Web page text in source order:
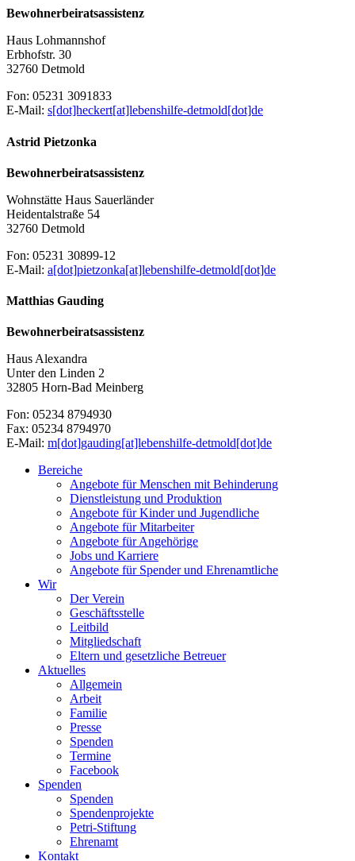
Bewohnerbeiratsassistenz
Haus Lohmannshof
Erbhofstr. 30
32760 Detmold
Fon: 05231 3091833
E-Mail: s[dot]heckert[at]lebenshilfe-detmold[dot]de
Astrid Pietzonka
Bewohnerbeiratsassistenz
Wohnstätte Haus Sauerländer
Heidentalstraße 54
32760 Detmold
Fon: 05231 30899-12
E-Mail: a[dot]pietzonka[at]lebenshilfe-detmold[dot]de
Matthias Gauding
Bewohnerbeiratsassistenz
Haus Alexandra
Unter den Linden 2
32805 Horn-Bad Meinberg
Fon: 05234 8794930
Fax: 05234 8794970
E-Mail: m[dot]gauding[at]lebenshilfe-detmold[dot]de
Bereiche
Angebote für Menschen mit Behinderung
Dienstleistung und Produktion
Angebote für Kinder und Jugendliche
Angebote für Mitarbeiter
Angebote für Angehörige
Jobs und Karriere
Angebote für Spender und Ehrenamtliche
Wir
Der Verein
Geschäftsstelle
Leitbild
Mitgliedschaft
Eltern und gesetzliche Betreuer
Aktuelles
Allgemein
Arbeit
Familie
Presse
Spenden
Termine
Facebook
Spenden
Spenden
Spendenprojekte
Petri-Stiftung
Ehrenamt
Kontakt